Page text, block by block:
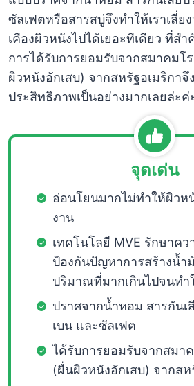
ซัลเฟตหรือสารสบู่จึงทำให้เราเลี่ย
เคืองผิวหนังไปได้เยอะทีเดียว ที่
การได้รับการยอมรับจากสมาคมโ
ผิวหนังอักเสบ) จากสหรัฐอเมริกาจึ
ประสิทธิภาพเป็นอย่างมากเลยล่ะค่
จุดเด่น
อ่อนโยนมากไม่ทำให้ผิวห
งาน
เทคโนโลยี MVE รักษาค
ป้องกันปัญหาการสร้างน้ำ
ปริมาณที่มากเกินไปจนทำ
ปราศจากน้ำหอม สารกันเ
เบน และซัลเฟต
ได้รับการยอมรับจากสมา
(ผื่นผิวหนังอักเสบ) จากสห